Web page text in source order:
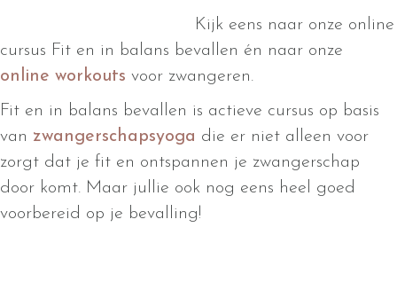
Kijk eens naar onze online
cursus Fit en in balans bevallen én naar onze
online workouts voor zwangeren.
Fit en in balans bevallen is actieve cursus op basis
van zwangerschapsyoga die er niet alleen voor
zorgt dat je fit en ontspannen je zwangerschap
door komt. Maar jullie ook nog eens heel goed
voorbereid op je bevalling!